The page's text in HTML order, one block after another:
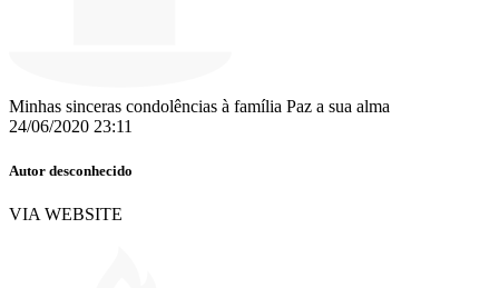
Minhas sinceras condolências à família Paz a sua alma
24/06/2020 23:11
Autor desconhecido
VIA WEBSITE